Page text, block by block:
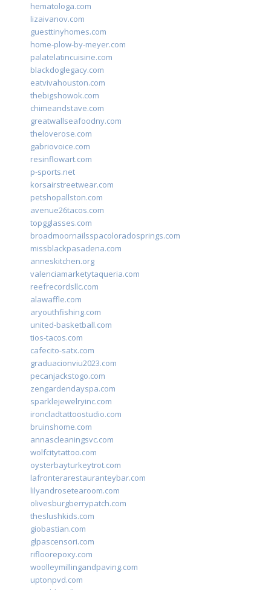
hematologa.com
lizaivanov.com
guesttinyhomes.com
home-plow-by-meyer.com
palatelatincuisine.com
blackdoglegacy.com
eatvivahouston.com
thebigshowok.com
chimeandstave.com
greatwallseafoodny.com
theloverose.com
gabriovoice.com
resinflowart.com
p-sports.net
korsairstreetwear.com
petshopallston.com
avenue26tacos.com
topgglasses.com
broadmoornailsspacoloradosprings.com
missblackpasadena.com
anneskitchen.org
valenciamarketytaqueria.com
reefrecordsllc.com
alawaffle.com
aryouthfishing.com
united-basketball.com
tios-tacos.com
cafecito-satx.com
graduacionviu2023.com
pecanjackstogo.com
zengardendayspa.com
sparklejewelryinc.com
ironcladtattoostudio.com
bruinshome.com
annascleaningsvc.com
wolfcitytattoo.com
oysterbayturkeytrot.com
lafronterarestauranteybar.com
lilyandrosetearoom.com
olivesburgberrypatch.com
theslushkids.com
giobastian.com
glpascensori.com
rifloorepoxy.com
woolleymillingandpaving.com
uptonpvd.com